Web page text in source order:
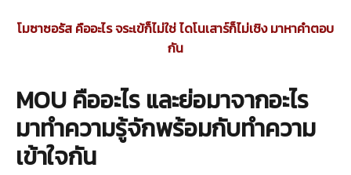
โมซาซอรัส คืออะไร จระเข้ก็ไม่ใช่ ไดโนเสาร์ก็ไม่เชิง มาหาคำตอบ
กัน
MOU คืออะไร และย่อมาจากอะไร
มาทำความรู้จักพร้อมกับทำความ
เข้าใจกัน